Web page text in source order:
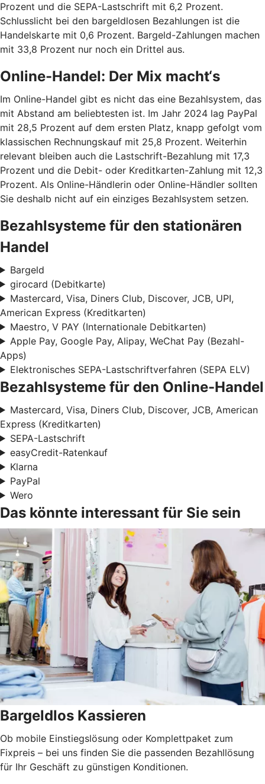
Prozent und die SEPA-Lastschrift mit 6,2 Prozent.
Schlusslicht bei den bargeldlosen Bezahlungen ist die
Handelskarte mit 0,6 Prozent. Bargeld-Zahlungen machen
mit 33,8 Prozent nur noch ein Drittel aus.
Online-Handel: Der Mix macht‘s
Im Online-Handel gibt es nicht das eine Bezahlsystem, das
mit Abstand am beliebtesten ist. Im Jahr 2024 lag PayPal
mit 28,5 Prozent auf dem ersten Platz, knapp gefolgt vom
klassischen Rechnungskauf mit 25,8 Prozent. Weiterhin
relevant bleiben auch die Lastschrift-Bezahlung mit 17,3
Prozent und die Debit- oder Kreditkarten-Zahlung mit 12,3
Prozent. Als Online-Händlerin oder Online-Händler sollten
Sie deshalb nicht auf ein einziges Bezahlsystem setzen.
Bezahlsysteme für den stationären
Handel
Bargeld
girocard (Debitkarte)
Mastercard, Visa, Diners Club, Discover, JCB, UPI,
American Express (Kreditkarten)
Maestro, V PAY (Internationale Debitkarten)
Apple Pay, Google Pay, Alipay, WeChat Pay (Bezahl-
Apps)
Elektronisches SEPA-Lastschriftverfahren (SEPA ELV)
Bezahlsysteme für den Online-Handel
Mastercard, Visa, Diners Club, Discover, JCB, American
Express (Kreditkarten)
SEPA-Lastschrift
easyCredit-Ratenkauf
Klarna
PayPal
Wero
Das könnte interessant für Sie sein
Bargeldlos Kassieren
Ob mobile Einstiegslösung oder Komplettpaket zum
Fixpreis – bei uns finden Sie die passenden Bezahllösung
für Ihr Geschäft zu günstigen Konditionen.